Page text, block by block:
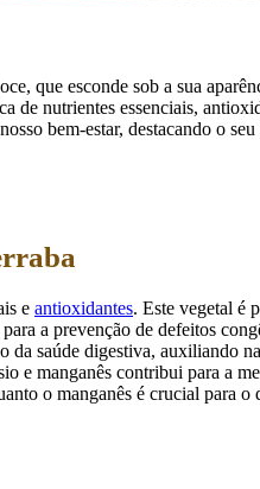
que esconde sob a sua
de nutrientes essenciais,
bem-estar, destacando o
e antioxidantes. Este vegetal é
a prevenção de defeitos
da saúde digestiva, auxiliando
e manganês contribui para a
o manganês é crucial para